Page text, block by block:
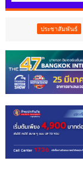
ประชาสัมพันธ์ ศูนย์